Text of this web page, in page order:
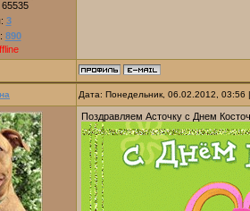
65535
3
890
Дата: Понедельник, 06.02.2012,
Поздравляем Асточку с Днем